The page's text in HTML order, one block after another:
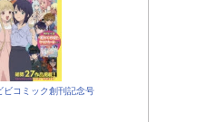
ビコミック創刊記念号